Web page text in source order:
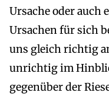
Ursache oder auch
Ursachen für sich
uns gleich richtig
unrichtig im
gegenüber der